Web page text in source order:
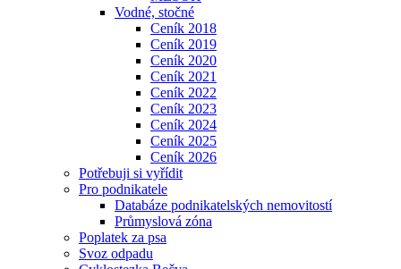
Vodné, stočné
Ceník 2018
Ceník 2019
Ceník 2020
Ceník 2021
Ceník 2022
Ceník 2023
Ceník 2024
Ceník 2025
Ceník 2026
Potřebuji si vyřídit
Pro podnikatele
Databáze podnikatelských nemovitostí
Průmyslová zóna
Poplatek za psa
Svoz odpadu